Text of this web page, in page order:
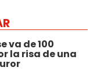
va de 100
la risa de una